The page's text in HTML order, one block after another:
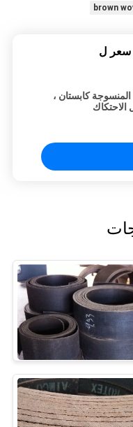
brown
سعر ل
كابستان ،
الاحتكاك